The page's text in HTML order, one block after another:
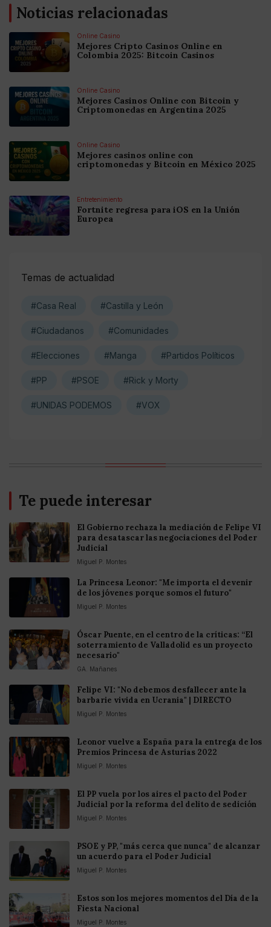
Noticias relacionadas
Online Casino
Mejores Cripto Casinos Online en
Colombia 2025: Bitcoin Casinos
Online Casino
Mejores Casinos Online con Bitcoin y
Criptomonedas en Argentina 2025
Online Casino
Mejores casinos online con
criptomonedas y Bitcoin en México 2025
Entretenimiento
Fortnite regresa para iOS en la Unión
Europea
Temas de actualidad
#Casa Real #Castilla y León
#Ciudadanos #Comunidades
#Elecciones #Manga #Partidos Políticos
#PP #PSOE #Rick y Morty
#UNIDAS PODEMOS #VOX
Te puede interesar
El Gobierno rechaza la mediación de Felipe VI
para desatascar las negociaciones del Poder
Judicial
Miguel P. Montes
La Princesa Leonor: "Me importa el devenir
de los jóvenes porque somos el futuro"
Miguel P. Montes
Óscar Puente, en el centro de la críticas: “El
soterramiento de Valladolid es un proyecto
necesario"
GA. Mañanes
Felipe VI: "No debemos desfallecer ante la
barbarie vivida en Ucrania" | DIRECTO
Miguel P. Montes
Leonor vuelve a España para la entrega de los
Premios Princesa de Asturias 2022
Miguel P. Montes
El PP vuela por los aires el pacto del Poder
Judicial por la reforma del delito de sedición
Miguel P. Montes
PSOE y PP, "más cerca que nunca" de alcanzar
un acuerdo para el Poder Judicial
Miguel P. Montes
Estos son los mejores momentos del Día de la
Fiesta Nacional
Miguel P. Montes